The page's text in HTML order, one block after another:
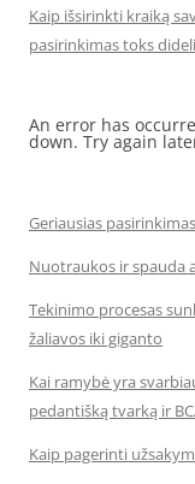
Kaip išsirinkti kraiką
pasirinkimas toks
An error has
down. Try again
Geriausias
Nuotraukos ir spauda
Tekinimo procesas
žaliavos iki giganto
Kai ramybė yra
pedantišką tvarką ir
Kaip pagerinti